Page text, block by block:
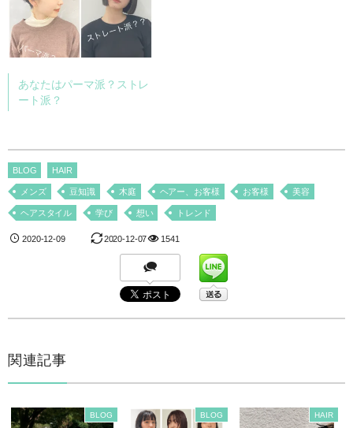
あなたはパーマ派？ストレ
ート派？
BLOG HAIR
メンズ 豆知識 木庭 ヘアー、お客様 お客様 美容
ヘアスタイル 学び 想い トレンド
2020-12-09 2020-12-07 1541
関連記事
BLOG BLOG HAIR